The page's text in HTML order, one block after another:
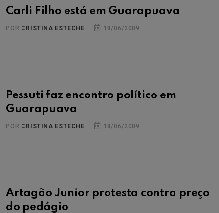
Carli Filho está em Guarapuava
POR CRISTINA ESTECHE 18/06/2009
Pessuti faz encontro político em
Guarapuava
POR CRISTINA ESTECHE 18/06/2009
Artagão Junior protesta contra preço
do pedágio